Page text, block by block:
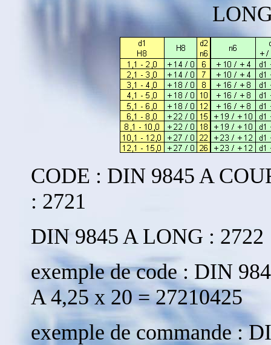
CODE : DIN 9845 A
: 2721
DIN 9845 A LONG : 2722
exemple de code : DIN
A 4,25 x 20 = 27210425
exemple de commande :